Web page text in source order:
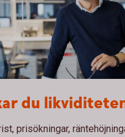
du
prisökningar,